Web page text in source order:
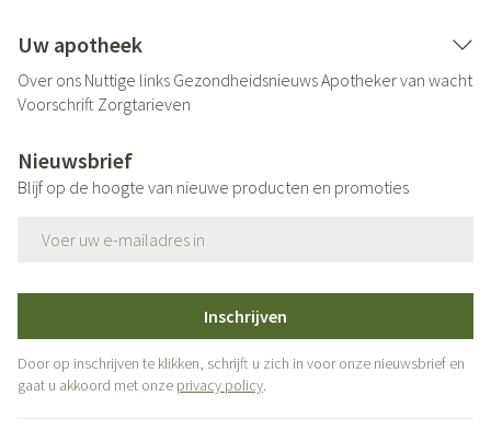
Uw apotheek
Over ons Nuttige links GezondheidsnieuwsApotheker van wacht
Voorschrift Zorgtarieven
Nieuwsbrief
Blijf op de hoogte van nieuwe producten en promoties
Inschrijven
Door op inschrijven te klikken, schrijft u zich in voor onze nieuwsbrief en
gaat u akkoord met onze privacy policy.